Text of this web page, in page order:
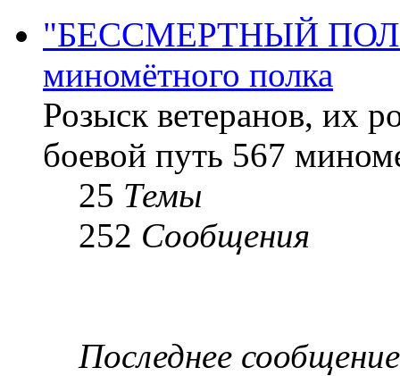
"БЕССМЕРТНЫЙ ПОЛК
миномётного полка
Розыск ветеранов, их
боевой путь 567
25 Темы
252 Сообщения
Последнее сообщение